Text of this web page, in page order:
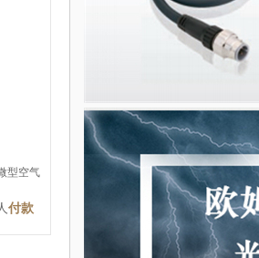
型空气
付款